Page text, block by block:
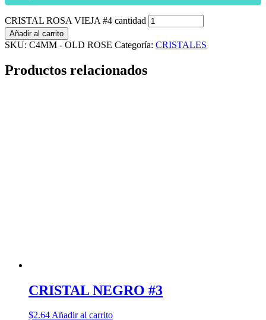
CRISTAL ROSA VIEJA #4 cantidad
Añadir al carrito
SKU: C4MM - OLD ROSE Categoría: CRISTALES
Productos relacionados
CRISTAL NEGRO #3
$2.64Añadir al carrito